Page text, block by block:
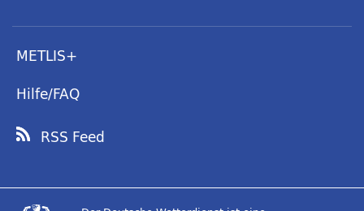
METLIS+
Hilfe/FAQ
RSS Feed